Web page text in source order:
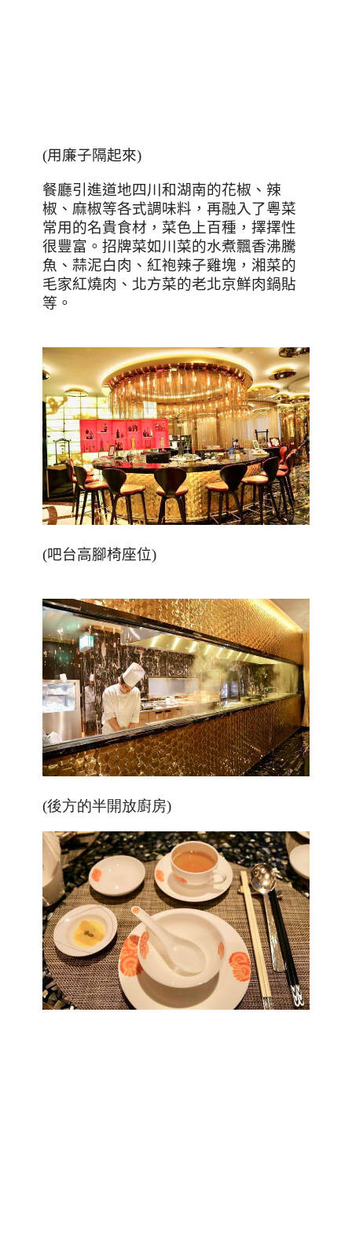
(用廉子隔起來)
餐廳引進道地四川和湖南的花椒、辣
椒、麻椒等各式調味料，再融入了粵菜
常用的名貴食材，菜色上百種，擇擇性
很豐富。招牌菜如川菜的水煮飄香沸騰
魚、蒜泥白肉、紅袍辣子雞塊，湘菜的
毛家紅燒肉、北方菜的老北京鮮肉鍋貼
等。
(吧台高腳椅座位)
(後方的半開放廚房)